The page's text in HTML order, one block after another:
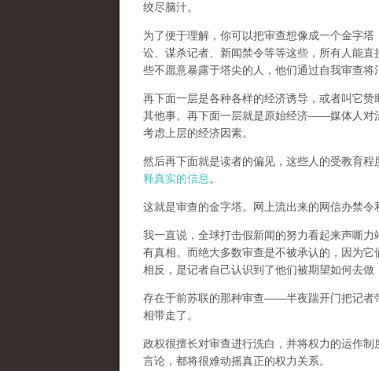
绞尽脑汁。
为了便于理解，你可以把审查想像成一个金字
讼、谋杀记者、新闻禁令等等这些，所有人能
些不愿意暴露于塔尖的人，他们通过自我审查将
再下面一层是各种各样的经济诱导，或者叫它
其他事。再下面一层就是原始经济——媒体人对
考虑上层的经济因素。
然后再下面就是读者的偏见，这些人的受教育程
释真实的信息 。
这就是审查的金字塔。网上流出来的网信办禁
我一直说，全球打击假新闻的努力看起来声嘶
有真相。而绝大多数审查是不被承认的，因为它
相反，是记者自己认识到了他们被期望如何去做
存在于前苏联的那种审查——半夜踹开门把记
相带走了。
政权很擅长对审查进行洗白，并将权力的运作
言论，都将很难动摇真正的权力关系。